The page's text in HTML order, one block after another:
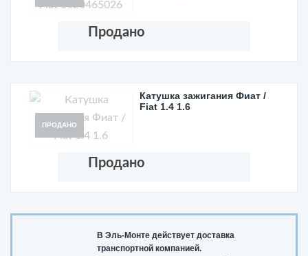
Продано
ПРОДАНО
Катушка зажигания Фиат /
Fiat 1.4 1.6
Продано
В Эль-Монте действует доставка
транспортной компанией.